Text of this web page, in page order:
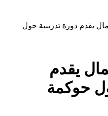
يقدم دورة تدريبية حول
يقدم
حوكمة